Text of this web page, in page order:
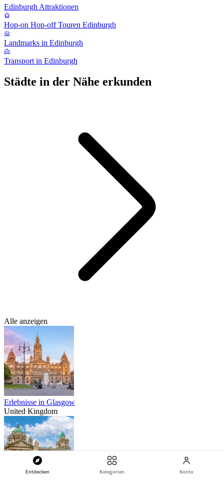
Entdecken Kategorien Konto
Edinburgh Attraktionen
Hop-on Hop-off Touren Edinburgh
Landmarks in Edinburgh
Transport in Edinburgh
Städte in der Nähe erkunden
Alle anzeigen
Erlebnisse in Glasgow
United Kingdom